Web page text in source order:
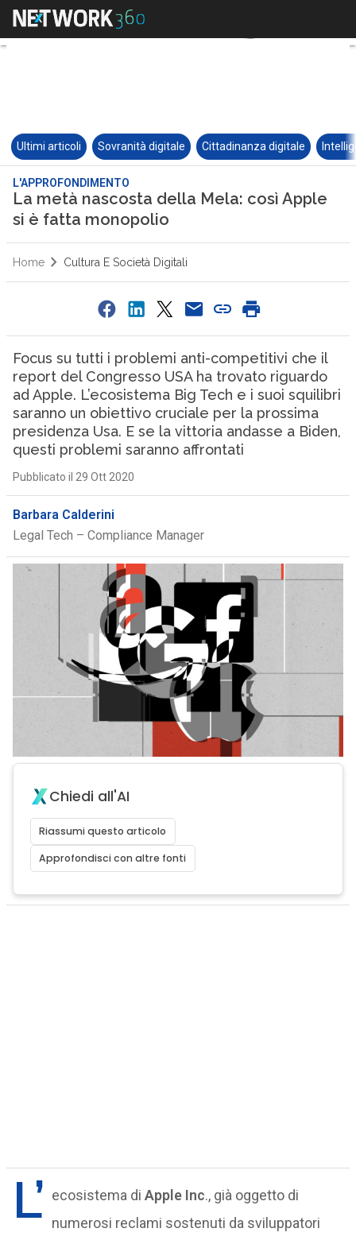
Ultimi articoli Sovranità digitale Cittadinanza digitale
L'APPROFONDIMENTO
La metà nascosta della Mela: così Apple
si è fatta monopolio
Home Cultura E Società Digitali
Focus su tutti i problemi anti-competitivi che il
report del Congresso USA ha trovato riguardo
ad Apple. L’ecosistema Big Tech e i suoi squilibri
saranno un obiettivo cruciale per la prossima
presidenza Usa. E se la vittoria andasse a Biden,
questi problemi saranno affrontati
Pubblicato il 29 Ott 2020
Barbara Calderini
Legal Tech – Compliance Manager
Chiedi all'AI
Riassumi questo articolo
Approfondisci con altre fonti
L’ ecosistema di Apple Inc., già oggetto di
numerosi reclami sostenuti da sviluppatori